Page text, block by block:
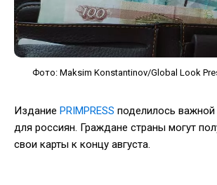
Фото: Maksim Konstantinov/Global Look
Издание PRIMPRESS поделилось
для россиян. Граждане страны могут
свои карты к концу августа.